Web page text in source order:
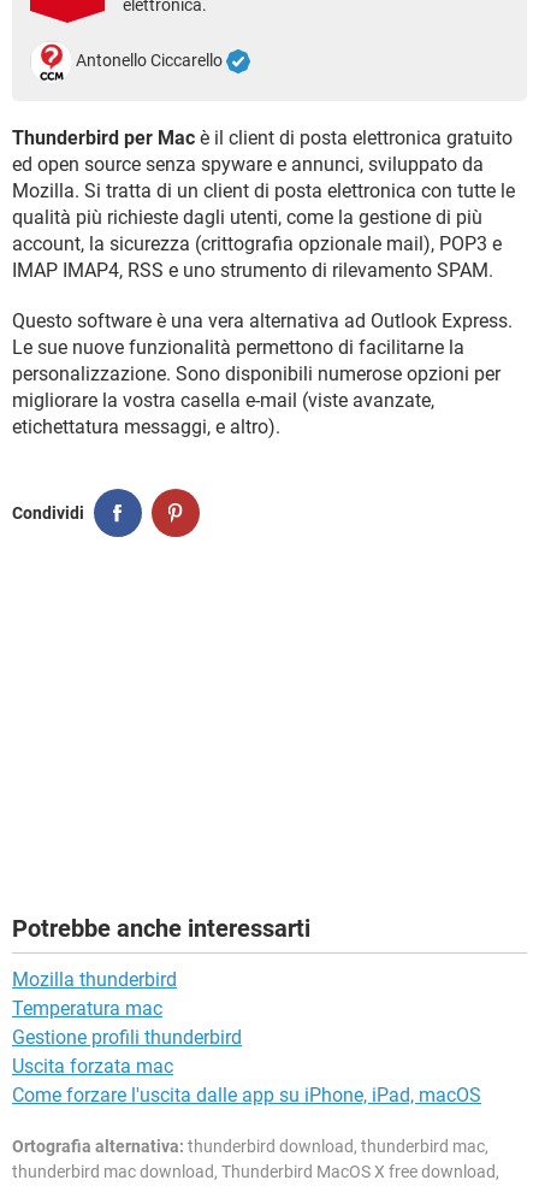
TIKTOK
HARDWARE
elettronica.
Antonello Ciccarello
Thunderbird per Mac è il client di posta elettronica gratuito
ed open source senza spyware e annunci, sviluppato da
Mozilla. Si tratta di un client di posta elettronica con tutte le
qualità più richieste dagli utenti, come la gestione di più
account, la sicurezza (crittografia opzionale mail), POP3 e
IMAP IMAP4, RSS e uno strumento di rilevamento SPAM.
Questo software è una vera alternativa ad Outlook Express.
Le sue nuove funzionalità permettono di facilitarne la
personalizzazione. Sono disponibili numerose opzioni per
migliorare la vostra casella e-mail (viste avanzate,
etichettatura messaggi, e altro).
Condividi
Potrebbe anche interessarti
Mozilla thunderbird
Temperatura mac
Gestione profili thunderbird
Uscita forzata mac
Come forzare l'uscita dalle app su iPhone, iPad, macOS
Ortografia alternativa: thunderbird download, thunderbird mac,
thunderbird mac download, Thunderbird MacOS X free download,